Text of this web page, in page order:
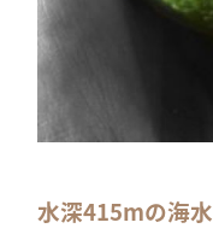
水深415mの海